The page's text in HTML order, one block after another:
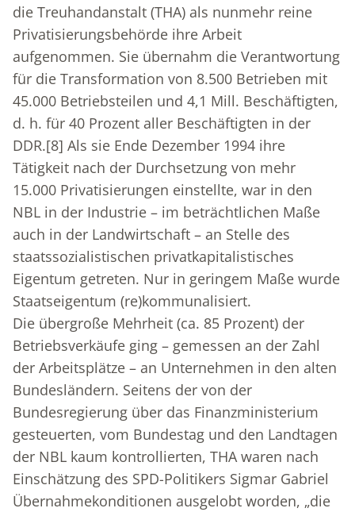
die Treuhandanstalt (THA) als nunmehr reine
Privatisierungsbehörde ihre Arbeit
aufgenommen. Sie übernahm die Verantwortung
für die Transformation von 8.500 Betrieben mit
45.000 Betriebsteilen und 4,1 Mill. Beschäftigten,
d. h. für 40 Prozent aller Beschäftigten in der
DDR.[8] Als sie Ende Dezember 1994 ihre
Tätigkeit nach der Durchsetzung von mehr
15.000 Privatisierungen einstellte, war in den
NBL in der Industrie – im beträchtlichen Maße
auch in der Landwirtschaft – an Stelle des
staatssozialistischen privatkapitalistisches
Eigentum getreten. Nur in geringem Maße wurde
Staatseigentum (re)kommunalisiert.
Die übergroße Mehrheit (ca. 85 Prozent) der
Betriebsverkäufe ging – gemessen an der Zahl
der Arbeitsplätze – an Unternehmen in den alten
Bundesländern. Seitens der von der
Bundesregierung über das Finanzministerium
gesteuerten, vom Bundestag und den Landtagen
der NBL kaum kontrollierten, THA waren nach
Einschätzung des SPD-Politikers Sigmar Gabriel
Übernahmekonditionen ausgelobt worden, „die